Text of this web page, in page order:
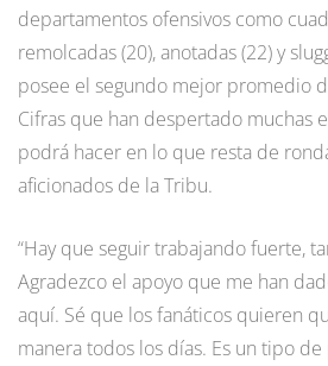
departamentos ofensivos como
remolcadas (20), anotadas (22) y
posee el segundo mejor promedio
Cifras que han despertado muchas
podrá hacer en lo que resta de
aficionados de la Tribu.
“Hay que seguir trabajando fuerte,
Agradezco el apoyo que me han
aquí. Sé que los fanáticos quieren
manera todos los días. Es un tipo